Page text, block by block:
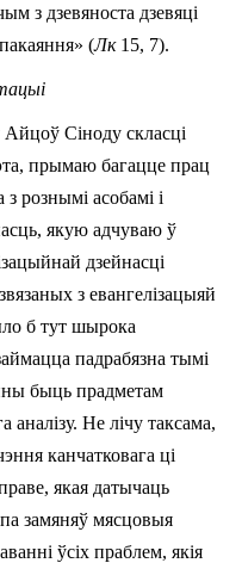
з дзевяноста дзевяці
(Лк15, 7).
Сіноду скласці
прымаю багацце прац
рознымі асобамі і
якую адчуваю ў
дзейнасці
з евангелізацыяй
б тут шырока
падрабязна тымі
быць прадметам
аналізу. Не лічу таксама,
канчатковага ці
якая датычаць
замяняў мясцовыя
ўсіх праблем, якія